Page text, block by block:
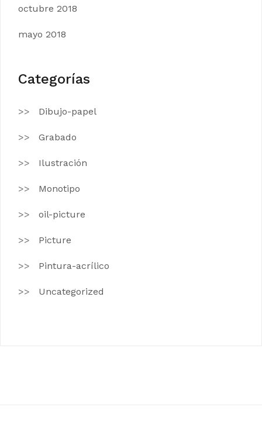
octubre 2018
mayo 2018
Categorías
Dibujo-papel
Grabado
Ilustración
Monotipo
oil-picture
Picture
Pintura-acrílico
Uncategorized